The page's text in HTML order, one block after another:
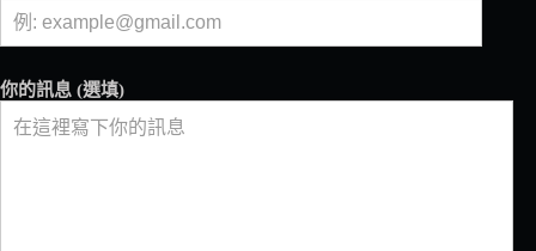
你的訊息 (選填)